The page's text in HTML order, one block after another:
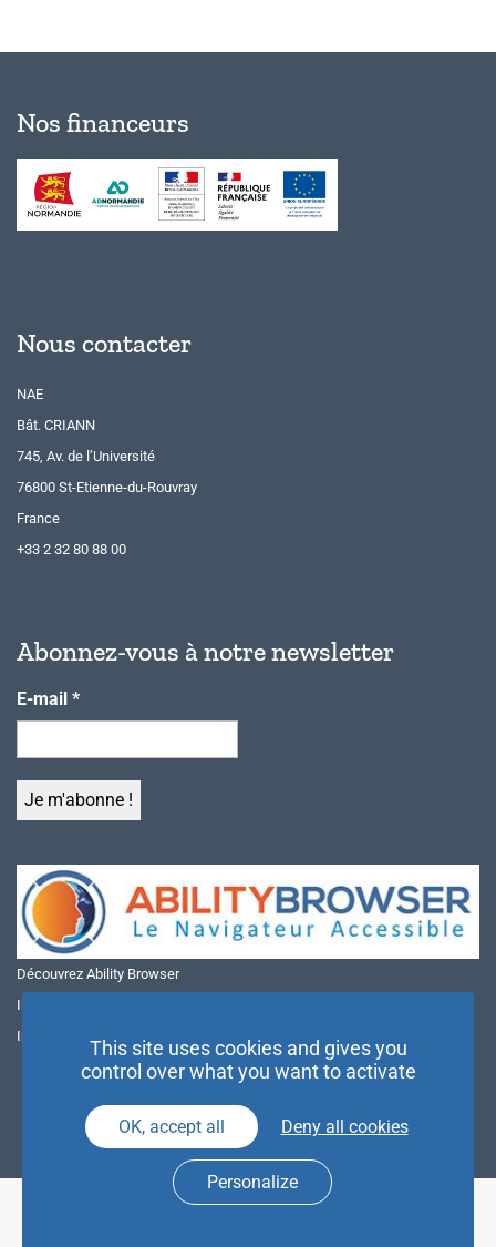
Nos financeurs
Nous contacter
NAE
Bât. CRIANN
745, Av. de l’Université
76800 St-Etienne-du-Rouvray
France
+33 2 32 80 88 00
Abonnez-vous à notre newsletter
E-mail *
Découvrez Ability Browser
Installer Ability Browser sur Windows
Installer Ability Browser sur Mac
This site uses cookies and gives you
control over what you want to activate
OK, accept all Deny all cookies
Personalize